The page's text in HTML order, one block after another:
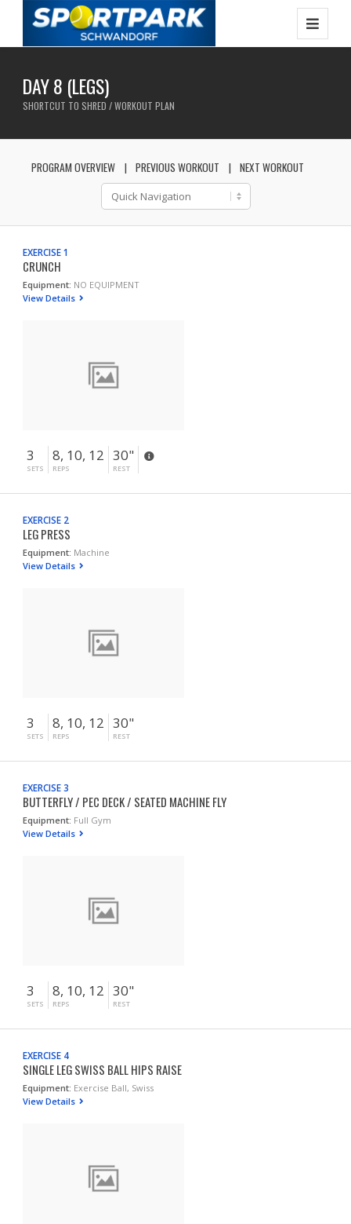
DAY 8 (LEGS)
SHORTCUT TO SHRED / WORKOUT PLAN
PROGRAM OVERVIEW PREVIOUS WORKOUT NEXT WORKOUT
EXERCISE 1
CRUNCH
Equipment: NO EQUIPMENT
View Details
3
SETS
8, 10, 12
REPS
30"
REST
EXERCISE 2
LEG PRESS
Equipment: Machine
View Details
3
SETS
8, 10, 12
REPS
30"
REST
EXERCISE 3
BUTTERFLY / PEC DECK / SEATED MACHINE FLY
Equipment: Full Gym
View Details
3
SETS
8, 10, 12
REPS
30"
REST
EXERCISE 4
SINGLE LEG SWISS BALL HIPS RAISE
Equipment: Exercise Ball, Swiss
View Details